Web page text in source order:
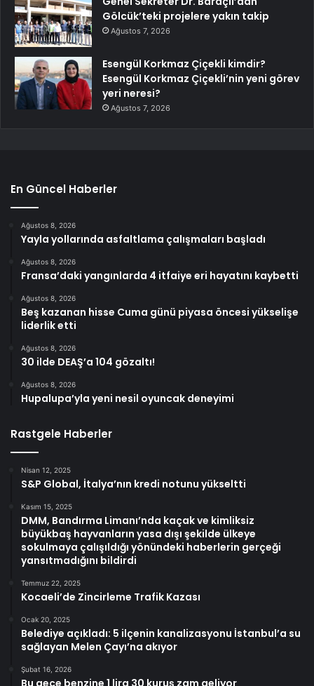
Gölcük’teki projelere yakın takip
Ağustos 7, 2026
Esengül Korkmaz Çiçekli kimdir?
Esengül Korkmaz Çiçekli’nin yeni görev
yeri neresi?
Ağustos 7, 2026
En Güncel Haberler
Ağustos 8, 2026
Yayla yollarında asfaltlama çalışmaları başladı
Ağustos 8, 2026
Fransa’daki yangınlarda 4 itfaiye eri hayatını kaybetti
Ağustos 8, 2026
Beş kazanan hisse Cuma günü piyasa öncesi yükselişe
liderlik etti
Ağustos 8, 2026
30 ilde DEAŞ’a 104 gözaltı!
Ağustos 8, 2026
Hupalupa’yla yeni nesil oyuncak deneyimi
Rastgele Haberler
Nisan 12, 2025
S&P Global, İtalya’nın kredi notunu yükseltti
Kasım 15, 2025
DMM, Bandırma Limanı’nda kaçak ve kimliksiz
büyükbaş hayvanların yasa dışı şekilde ülkeye
sokulmaya çalışıldığı yönündeki haberlerin gerçeği
yansıtmadığını bildirdi
Temmuz 22, 2025
Kocaeli’de Zincirleme Trafik Kazası
Ocak 20, 2025
Belediye açıkladı: 5 ilçenin kanalizasyonu İstanbul’a su
sağlayan Melen Çayı’na akıyor
Şubat 16, 2026
Bu gece benzine 1 lira 30 kuruş zam geliyor